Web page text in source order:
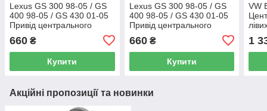
Lexus GS 300 98-05 / GS
400 98-05 / GS 430 01-05
Привід центрального
замка задніх лівих дверей
660 ₴
Купити
Lexus GS 300 98-05 / GS
400 98-05 / GS 430 01-05
Привід центрального
правий
660₴
Купити
VW
1
Акційні пропозиції та новинки